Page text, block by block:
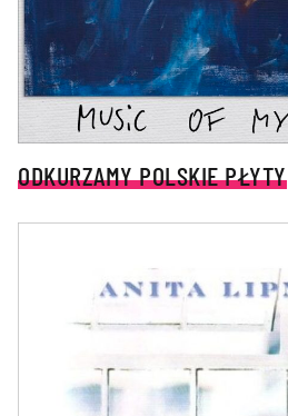
ODKURZAMY POLSKIE PŁYTY